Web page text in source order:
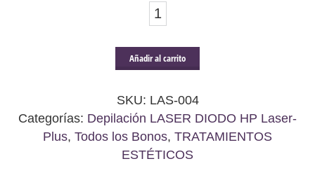
Hombres:
Completo
-
1
SESIÓN
y
BONO
Añadir al carrito
SKU: LAS-004
Categorías: Depilación LASER DIODO HP Laser-
Plus, Todos los Bonos, TRATAMIENTOS
ESTÉTICOS